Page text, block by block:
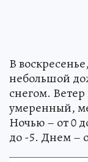
В
небольшой
снегом.
умеренный,
Ночью – от 0
до -5. Днем –